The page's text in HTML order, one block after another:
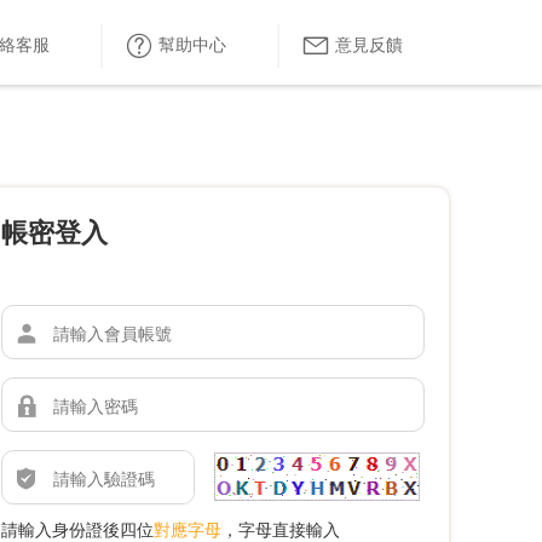
客服 幫助中心 意見反饋
帳密登入
請輸入身份證後四位對應字母 ，字母直接輸入